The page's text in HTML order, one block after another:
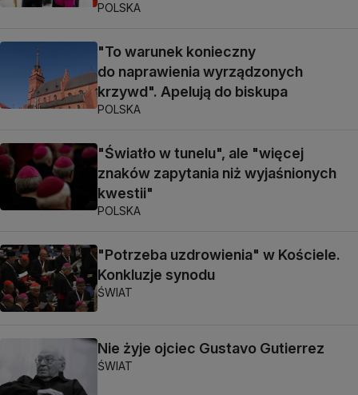
POLSKA
"To warunek konieczny
do naprawienia wyrządzonych
krzywd". Apelują do biskupa
POLSKA
"Światło w tunelu", ale "więcej
znaków zapytania niż wyjaśnionych
kwestii"
POLSKA
"Potrzeba uzdrowienia" w Kościele.
Konkluzje synodu
ŚWIAT
Nie żyje ojciec Gustavo Gutierrez
ŚWIAT